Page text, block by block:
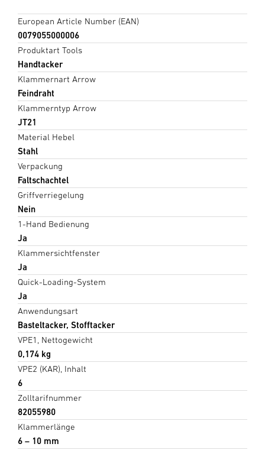
European Article Number (EAN)
0079055000006
Produktart Tools
Handtacker
Klammernart Arrow
Feindraht
Klammerntyp Arrow
JT21
Material Hebel
Stahl
Verpackung
Faltschachtel
Griffverriegelung
Nein
1-Hand Bedienung
Ja
Klammersichtfenster
Ja
Quick-Loading-System
Ja
Anwendungsart
Basteltacker, Stofftacker
VPE1, Nettogewicht
0,174 kg
VPE2 (KAR), Inhalt
6
Zolltarifnummer
82055980
Klammerlänge
6 – 10 mm